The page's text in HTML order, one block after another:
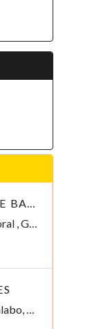
EL ESPIGÓN DE BATA
Caydasa Bata, Litoral , Guinea Ecuatorial
Barrio Paraiso Malabo, Bioko Norte , Guinea Ecuatorial